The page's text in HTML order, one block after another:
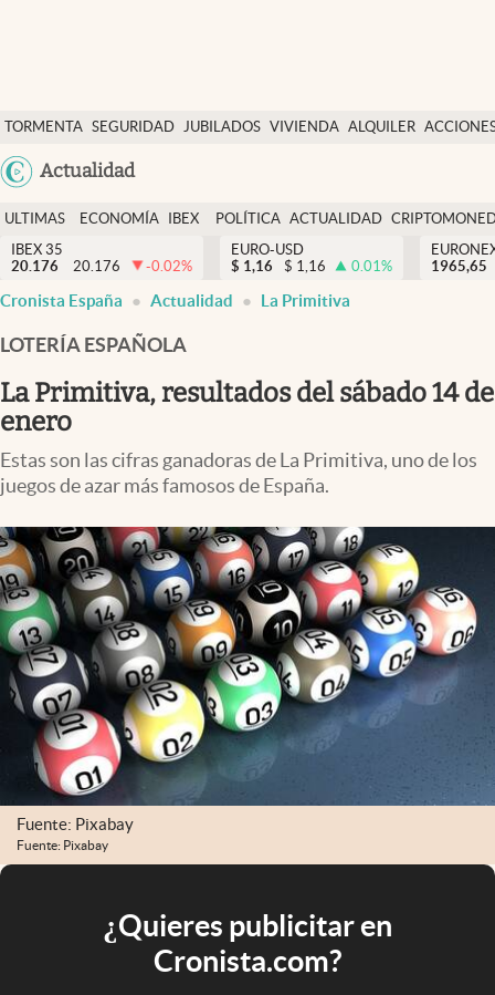
TORMENTA SEGURIDAD JUBILADOS VIVIENDA ALQUILER
USA
Actualidad
Economía y finanzas
Política
Actualidad
Criptomonedas
España
ULTIMAS
NOTICIAS
ECONOMÍA
FINANZAS
IBEX
EURO
POLÍTICA ACTUALIDAD
IBEX 35
20.176
20.176 -0.02%
EURO-USD
$ 1,16 $ 1,16 0.01%
1965,65
Cronista España Actualidad La Primitiva
LOTERÍA ESPAÑOLA
La Primitiva, resultados del sábado 14 de
enero
Estas son las cifras ganadoras de La Primitiva, uno de los
juegos de azar más famosos de España.
Fuente: Pixabay
Fuente: Pixabay
¿Quieres publicitar en
Cronista.com?